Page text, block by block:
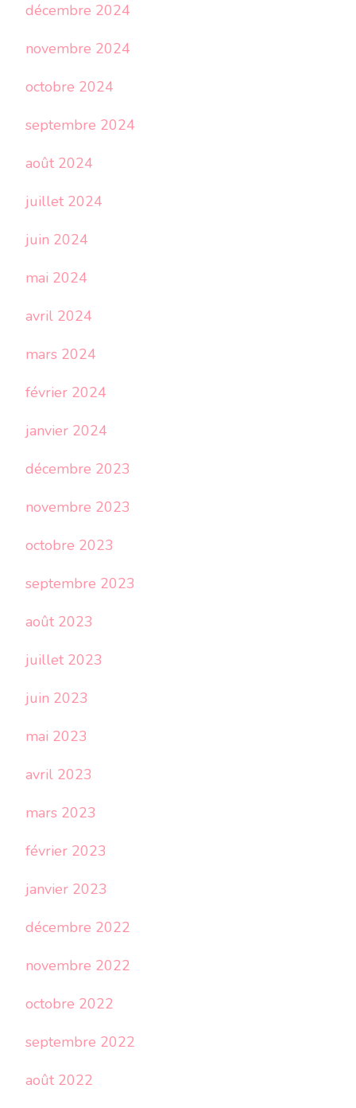
décembre 2024
novembre 2024
octobre 2024
septembre 2024
août 2024
juillet 2024
juin 2024
mai 2024
avril 2024
mars 2024
février 2024
janvier 2024
décembre 2023
novembre 2023
octobre 2023
septembre 2023
août 2023
juillet 2023
juin 2023
mai 2023
avril 2023
mars 2023
février 2023
janvier 2023
décembre 2022
novembre 2022
octobre 2022
septembre 2022
août 2022